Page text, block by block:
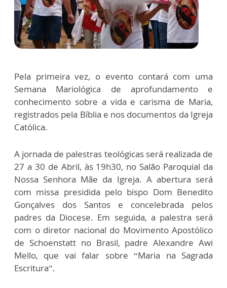
Pela primeira vez, o evento contará com uma
Semana Mariológica de aprofundamento e
conhecimento sobre a vida e carisma de Maria,
registrados pela Bíblia e nos documentos da Igreja
Católica.
A jornada de palestras teológicas será realizada de
27 a 30 de Abril, às 19h30, no Salão Paroquial da
Nossa Senhora Mãe da Igreja. A abertura será
com missa presidida pelo bispo Dom Benedito
Gonçalves dos Santos e concelebrada pelos
padres da Diocese. Em seguida, a palestra será
com o diretor nacional do Movimento Apostólico
de Schoenstatt no Brasil, padre Alexandre Awi
Mello, que vai falar sobre “Maria na Sagrada
Escritura”.